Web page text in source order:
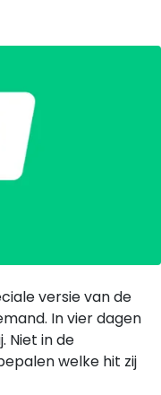
versie van de
In vier dagen
Niet in de
welke hit zij